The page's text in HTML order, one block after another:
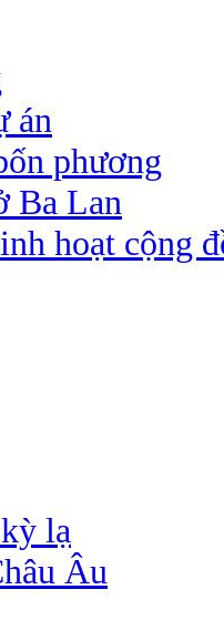
án
phương
Ba Lan
hoạt cộng
lạ
Âu